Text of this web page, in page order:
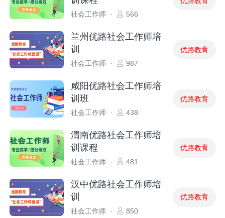
社会工作师 · 566
兰州优路社会工作师培
训
社会工作师 · 987
优路教育
咸阳优路社会工作师培
训班
社会工作师 · 438
优路教育
渭南优路社会工作师培
训课程
社会工作师 · 481
优路教育
汉中优路社会工作师培
训
社会工作师 · 850
优路教育